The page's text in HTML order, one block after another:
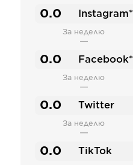
0.0 Instagram*
За неделю
—
0.0 Facebook*
За неделю
—
0.0 Twitter
За неделю
—
0.0 TikTok